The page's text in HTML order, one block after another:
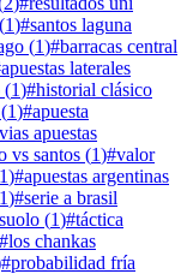
(1)#santos laguna
(1)#barracas central
apuestas laterales
(1)#historial clásico
(1)#apuesta
apuestas
vs santos (1)#valor
1)#apuestas argentinas
1)#serie a brasil
(1)#táctica
#los chankas
#probabilidad fría